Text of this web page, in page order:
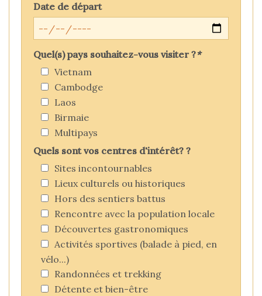
Date de départ
Quel(s) pays souhaitez-vous visiter ?*
Vietnam
Cambodge
Laos
Birmaie
Multipays
Quels sont vos centres d'intérêt? ?
Sites incontournables
Lieux culturels ou historiques
Hors des sentiers battus
Rencontre avec la population locale
Découvertes gastronomiques
Activités sportives (balade à pied, en
vélo...)
Randonnées et trekking
Détente et bien-être